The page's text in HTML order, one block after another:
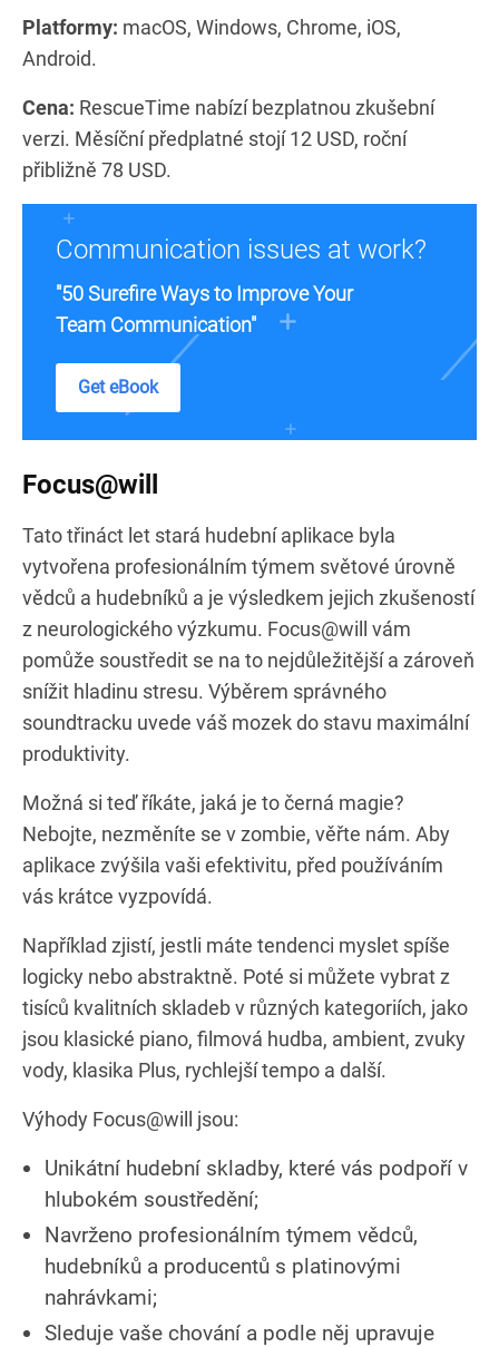
Platformy: macOS, Windows, Chrome, iOS,
Android.
Cena: RescueTime nabízí bezplatnou zkušební
verzi. Měsíční předplatné stojí 12 USD, roční
přibližně 78 USD.
Communication issues at work?
"50 Surefire Ways to Improve Your
Team Communication"
Get eBook
Focus@will
Tato třináct let stará hudební aplikace byla
vytvořena profesionálním týmem světové úrovně
vědců a hudebníků a je výsledkem jejich zkušeností
z neurologického výzkumu. Focus@will vám
pomůže soustředit se na to nejdůležitější a zároveň
snížit hladinu stresu. Výběrem správného
soundtracku uvede váš mozek do stavu maximální
produktivity.
Možná si teď říkáte, jaká je to černá magie?
Nebojte, nezměníte se v zombie, věřte nám. Aby
aplikace zvýšila vaši efektivitu, před používáním
vás krátce vyzpovídá.
Například zjistí, jestli máte tendenci myslet spíše
logicky nebo abstraktně. Poté si můžete vybrat z
tisíců kvalitních skladeb v různých kategoriích, jako
jsou klasické piano, filmová hudba, ambient, zvuky
vody, klasika Plus, rychlejší tempo a další.
Výhody Focus@will jsou:
Unikátní hudební skladby, které vás podpoří v
hlubokém soustředění;
Navrženo profesionálním týmem vědců,
hudebníků a producentů s platinovými
nahrávkami;
Sleduje vaše chování a podle něj upravuje